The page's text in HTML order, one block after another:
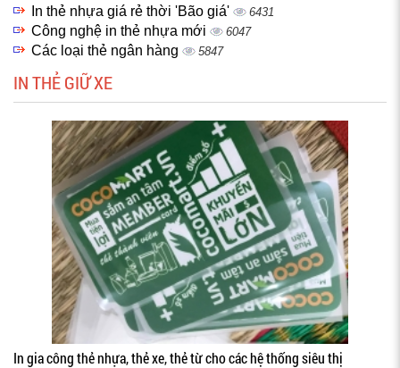
In thẻ nhựa giá rẻ thời 'Bão giá' 6431
Công nghệ in thẻ nhựa mới 6047
Các loại thẻ ngân hàng 5847
IN THẺ GIỮ XE
In gia công thẻ nhựa, thẻ xe, thẻ từ cho các hệ thống siêu thị